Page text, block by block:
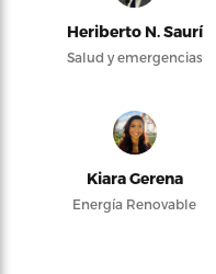
Heriberto N. Saurí
Salud y emergencias
Kiara Gerena
Energía Renovable